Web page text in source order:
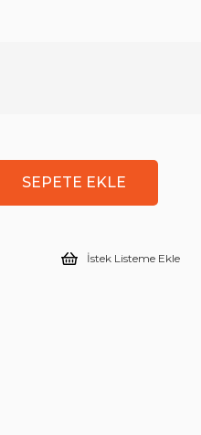
İstek Listeme Ekle